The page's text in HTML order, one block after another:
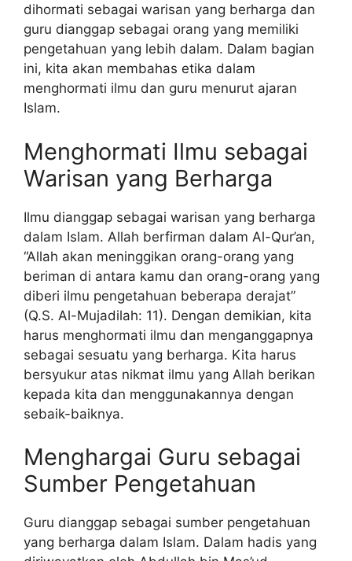
dihormati sebagai warisan yang berharga dan
guru dianggap sebagai orang yang memiliki
pengetahuan yang lebih dalam. Dalam bagian
ini, kita akan membahas etika dalam
menghormati ilmu dan guru menurut ajaran
Islam.
Menghormati Ilmu sebagai
Warisan yang Berharga
Ilmu dianggap sebagai warisan yang berharga
dalam Islam. Allah berfirman dalam Al-Qur’an,
“Allah akan meninggikan orang-orang yang
beriman di antara kamu dan orang-orang yang
diberi ilmu pengetahuan beberapa derajat”
(Q.S. Al-Mujadilah: 11). Dengan demikian, kita
harus menghormati ilmu dan menganggapnya
sebagai sesuatu yang berharga. Kita harus
bersyukur atas nikmat ilmu yang Allah berikan
kepada kita dan menggunakannya dengan
sebaik-baiknya.
Menghargai Guru sebagai
Sumber Pengetahuan
Guru dianggap sebagai sumber pengetahuan
yang berharga dalam Islam. Dalam hadis yang